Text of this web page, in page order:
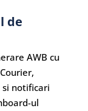
de
AWB cu
si notificari
ul